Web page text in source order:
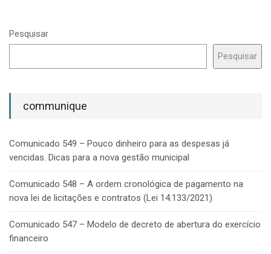
Pesquisar
Pesquisar
communique
Comunicado 549 – Pouco dinheiro para as despesas já
vencidas. Dicas para a nova gestão municipal
Comunicado 548 – A ordem cronológica de pagamento na
nova lei de licitações e contratos (Lei 14.133/2021)
Comunicado 547 – Modelo de decreto de abertura do exercício
financeiro